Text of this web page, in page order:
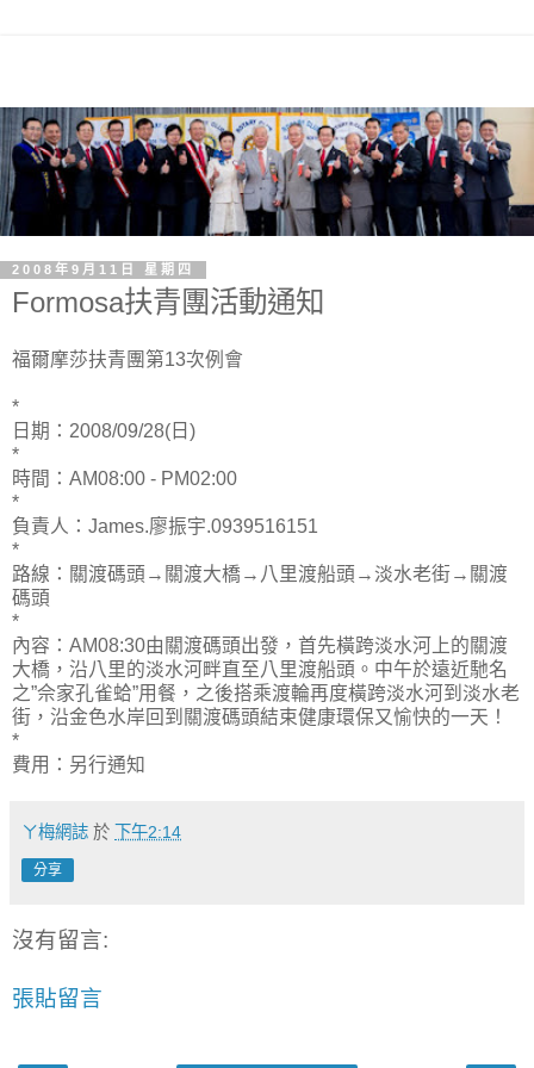
2008年9月11日 星期四
Formosa扶青團活動通知
福爾摩莎扶青團第13次例會
*
日期：2008/09/28(日)
*
時間：AM08:00 - PM02:00
*
負責人：James.廖振宇.0939516151
*
路線：關渡碼頭→關渡大橋→八里渡船頭→淡水老街→關渡
碼頭
*
內容：AM08:30由關渡碼頭出發，首先橫跨淡水河上的關渡
大橋，沿八里的淡水河畔直至八里渡船頭。中午於遠近馳名
之”佘家孔雀蛤”用餐，之後搭乘渡輪再度橫跨淡水河到淡水老
街，沿金色水岸回到關渡碼頭結束健康環保又愉快的一天！
*
費用：另行通知
ㄚ梅網誌 於 下午2:14
分享
沒有留言:
張貼留言